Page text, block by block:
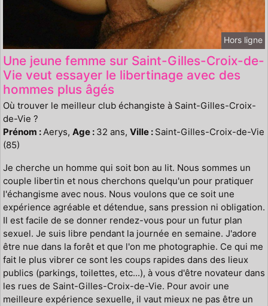
Hors ligne
Une jeune femme sur Saint-Gilles-Croix-de-
Vie veut essayer le libertinage avec des
hommes plus âgés
Où trouver le meilleur club échangiste à Saint-Gilles-Croix-
de-Vie ?
Prénom :Aerys, Age : 32 ans, Ville : Saint-Gilles-Croix-de-Vie
(85)
Je cherche un homme qui soit bon au lit. Nous sommes un
couple libertin et nous cherchons quelqu'un pour pratiquer
l'échangisme avec nous. Nous voulons que ce soit une
expérience agréable et détendue, sans pression ni obligation.
Il est facile de se donner rendez-vous pour un futur plan
sexuel. Je suis libre pendant la journée en semaine. J'adore
être nue dans la forêt et que l'on me photographie. Ce qui me
fait le plus vibrer ce sont les coups rapides dans des lieux
publics (parkings, toilettes, etc...), à vous d'être novateur dans
les rues de Saint-Gilles-Croix-de-Vie. Pour avoir une
meilleure expérience sexuelle, il vaut mieux ne pas être un